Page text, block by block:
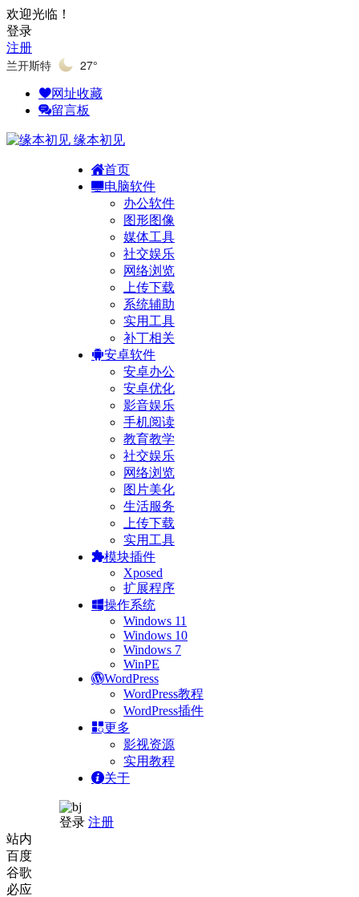
欢迎光临！
登录
注册
兰开斯特 27°
网址收藏
留言板
缘本初见
首页
电脑软件
办公软件
图形图像
媒体工具
社交娱乐
网络浏览
上传下载
系统辅助
实用工具
补丁相关
安卓软件
安卓办公
安卓优化
影音娱乐
手机阅读
教育教学
社交娱乐
网络浏览
图片美化
生活服务
上传下载
实用工具
模块插件
Xposed
扩展程序
操作系统
Windows 11
Windows 10
Windows 7
WinPE
WordPress
WordPress教程
WordPress插件
更多
影视资源
实用教程
关于
登录 注册
站内
百度
谷歌
必应